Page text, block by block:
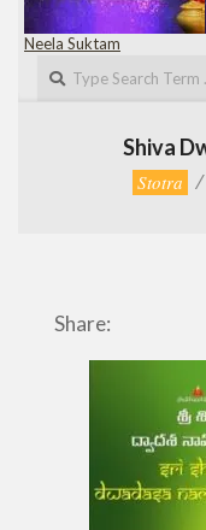
Neela Suktam
Shiva
Stotra
Share: